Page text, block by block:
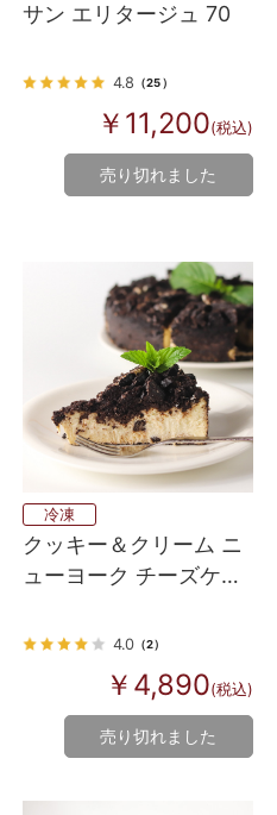
サン エリタージュ 70
4.8 （25）
￥11,200(税込)
売り切れました
冷凍
クッキー＆クリーム ニ
ューヨーク チーズケー
ット）
4.0（2）
￥4,890(税込)
売り切れました